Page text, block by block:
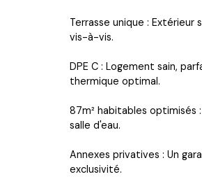
Terrasse unique : Extérieur
vis-à-vis.
DPE C : Logement sain,
thermique optimal.
87m² habitables optimisés
salle d'eau.
Annexes privatives : Un
exclusivité.